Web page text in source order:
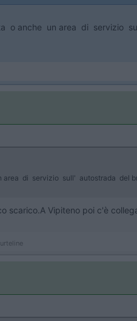
o anche un area di servizio
di servizio sull' autostrada del
scarico.A Vipiteno poi c'è